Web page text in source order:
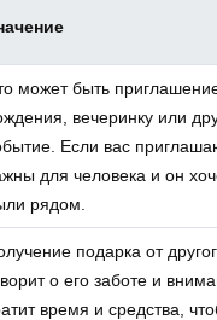
может быть
вечеринку или
Если вас
для человека и он
рядом.
подарка от
о его заботе и
время и средства,